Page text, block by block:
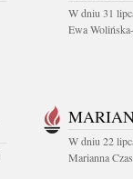
W dniu 31
Ewa
W dniu 22
Marianna